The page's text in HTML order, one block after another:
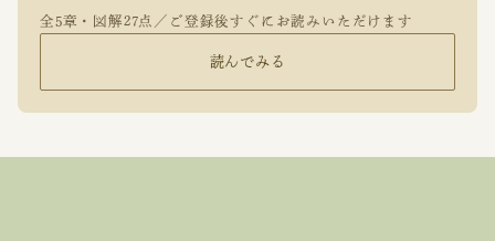
全5章・図解27点／ご登録後すぐにお読みいただけます
読んでみる